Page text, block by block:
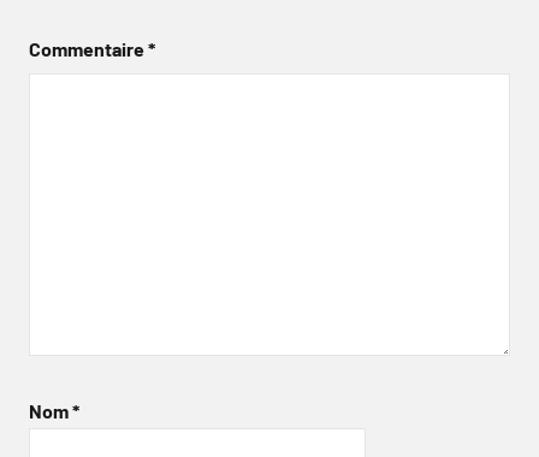
Commentaire*
Nom*